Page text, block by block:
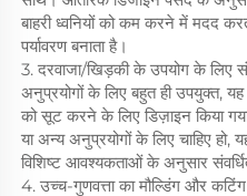
बाहरी ध्वनियों को कम करने में मदद
पर्यावरण बनाता है।
3. दरवाजा/खिड़की के उपयोग के लिए
अनुप्रयोगों के लिए बहुत ही उपयुक्त, यह
को सूट करने के लिए डिज़ाइन किया
या अन्य अनुप्रयोगों के लिए चाहिए
विशिष्ट आवश्यकताओं के अनुसार
4. उच्च-गुणवत्ता का मौल्डिंग और